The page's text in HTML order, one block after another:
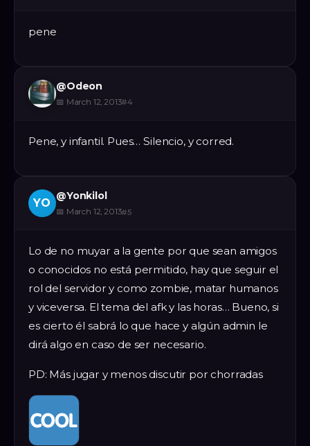
pene
@Odeon
📅 March 12, 2013#4
Pene, y infantil. Pues… Silencio, y corred.
YO
@Yonkilol
📅 March 12, 2013#5
Lo de no muyar a la gente por que sean amigos
o conocidos no está permitido, hay que seguir el
rol del servidor y como zombie, matar humanos
y viceversa. El tema del afk y las horas… Bueno, si
es cierto él sabrá lo que hace y algún admin le
dirá algo en caso de ser necesario.
PD: Más jugar y menos discutir por chorradas